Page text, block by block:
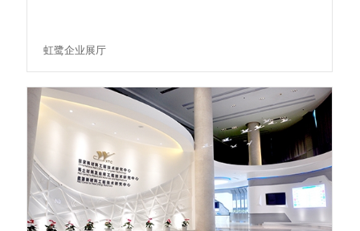
虹鹭企业展厅